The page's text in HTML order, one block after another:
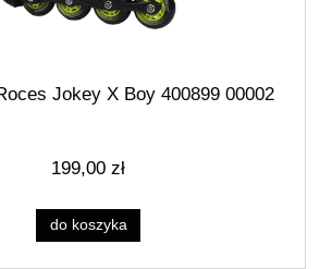
Jokey X Boy 400899 00002
199,00 zł
do koszyka